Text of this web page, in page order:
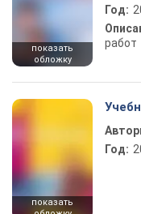
показать
обложку
Год:
работ
показать
Год: